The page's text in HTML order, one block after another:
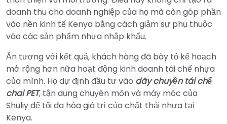
doanh thu cho doanh nghiệp của họ mà còn góp phần
vào nền kinh tế Kenya bằng cách giảm sự phụ thuộc
vào các sản phẩm nhựa nhập khẩu.
Ấn tượng với kết quả, khách hàng đã bày tỏ kế hoạch
mở rộng hơn nữa hoạt động kinh doanh tái chế nhựa
của mình. Họ dự định đầu tư vào dây chuyền tái chế
chai PET, tận dụng chuyên môn và máy móc của
Shuliy để tối đa hóa giá trị của chất thải nhựa tại
Kenya.